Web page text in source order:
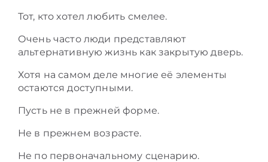
Тот, кто хотел любить смелее.
Очень часто люди представляют
альтернативную жизнь как закрытую дверь.
Хотя на самом деле многие её элементы
остаются доступными.
Пусть не в прежней форме.
Не в прежнем возрасте.
Не по первоначальному сценарию.